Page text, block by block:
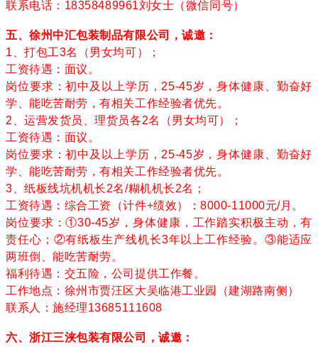
联系电话：18358489961刘女士（微信同号）
五、徐州中汇包装制品有限公司，诚邀：
1、打包工3名（男女均可）；
工资待遇：面议。
岗位要求：初中及以上学历，25-45岁，身体健康、勤奋好
学、能吃苦耐劳，有相关工作经验者优先。
2、运营发货员、理货员各2名（男女均可）；
工资待遇：面议。
岗位要求：初中及以上学历，25-45岁，身体健康、勤奋好
学、能吃苦耐劳，有相关工作经验者优先。
3、纸板线坑机机长2名/糊机机长2名；
工资待遇：综合工资（计件+绩效）：8000-11000元/月。
岗位要求：①30-45岁，身体健康，工作踏实积极主动，有
责任心；②有纸板生产线机长3年以上工作经验。③能适应
两班倒、能吃苦耐劳。
福利待遇：交五险，公司提供工作餐。
工作地点：徐州市贾汪区大吴临港工业园（建湖路南侧）
联系人：施经理13685111608
六、浙江三浃包装有限公司，诚邀：